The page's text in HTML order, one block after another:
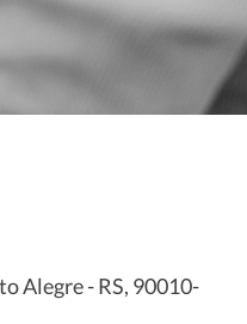
Alegre - RS, 90010-